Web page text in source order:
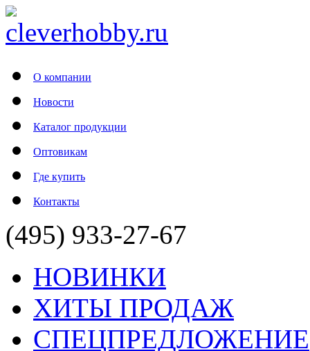
О компании
Новости
Каталог продукции
Оптовикам
Где купить
Контакты
(495) 933-27-67
НОВИНКИ
ХИТЫ ПРОДАЖ
СПЕЦПРЕДЛОЖЕНИЕ